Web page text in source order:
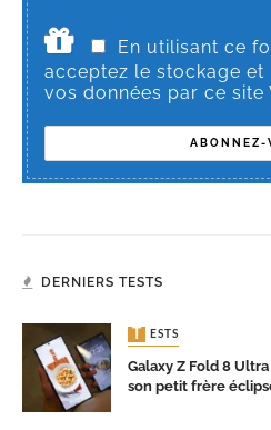
En utilisant ce
acceptez le stockage et
vos données par ce site
DERNIERS TESTS
TESTS
Galaxy Z Fold 8
son petit frère